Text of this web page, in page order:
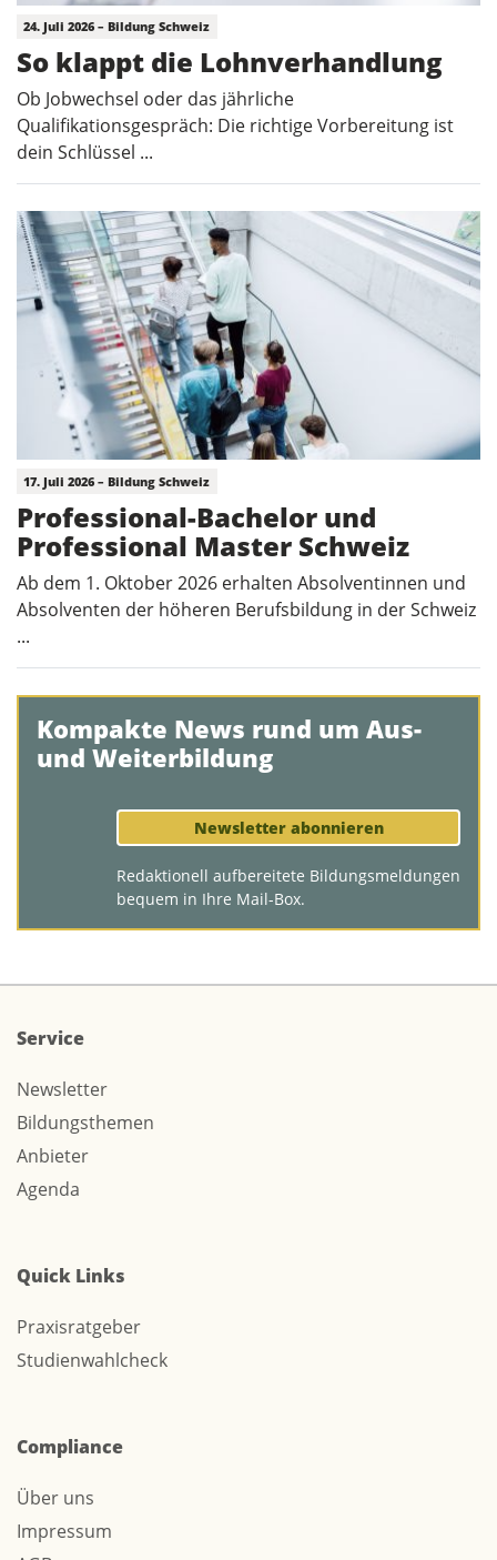
24. Juli 2026 – Bildung Schweiz
So klappt die Lohnverhandlung
Ob Jobwechsel oder das jährliche
Qualifikationsgespräch: Die richtige Vorbereitung ist
dein Schlüssel ...
17. Juli 2026 – Bildung Schweiz
Professional-Bachelor und
Professional Master Schweiz
Ab dem 1. Oktober 2026 erhalten Absolventinnen und
Absolventen der höheren Berufsbildung in der Schweiz
...
Kompakte News rund um Aus-
und Weiterbildung
Newsletter abonnieren
Redaktionell aufbereitete Bildungsmeldungen
bequem in Ihre Mail-Box.
Service
Newsletter
Bildungsthemen
Anbieter
Agenda
Quick Links
Praxisratgeber
Studienwahlcheck
Compliance
Über uns
Impressum